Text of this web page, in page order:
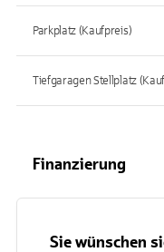
Parkplatz (Kaufpreis)
Tiefgaragen Stellplatz
Finanzierung
Sie wünschen